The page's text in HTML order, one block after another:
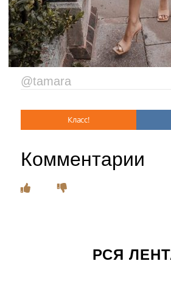
@tamara
Класс!
Комментарии
РСЯ